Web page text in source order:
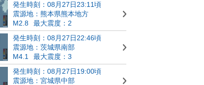
発生時刻：08月27日23:11頃
震源地：熊本県熊本地方
M2.8
最大震度：2
発生時刻：08月27日22:46頃
震源地：茨城県南部
M4.1
最大震度：3
発生時刻：08月27日19:00頃
震源地：宮城県中部